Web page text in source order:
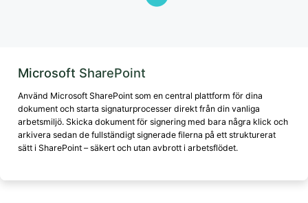
Microsoft SharePoint
Använd Microsoft SharePoint som en central plattform för dina
dokument och starta signaturprocesser direkt från din vanliga
arbetsmiljö. Skicka dokument för signering med bara några klick och
arkivera sedan de fullständigt signerade filerna på ett strukturerat
sätt i SharePoint – säkert och utan avbrott i arbetsflödet.